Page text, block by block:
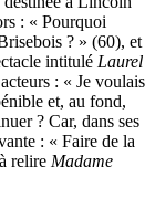
: « Pourquoi
? » (60), et
intitulé Laurel
: « Je voulais
et, au fond,
? Car, dans ses
: « Faire de la
relire Madame